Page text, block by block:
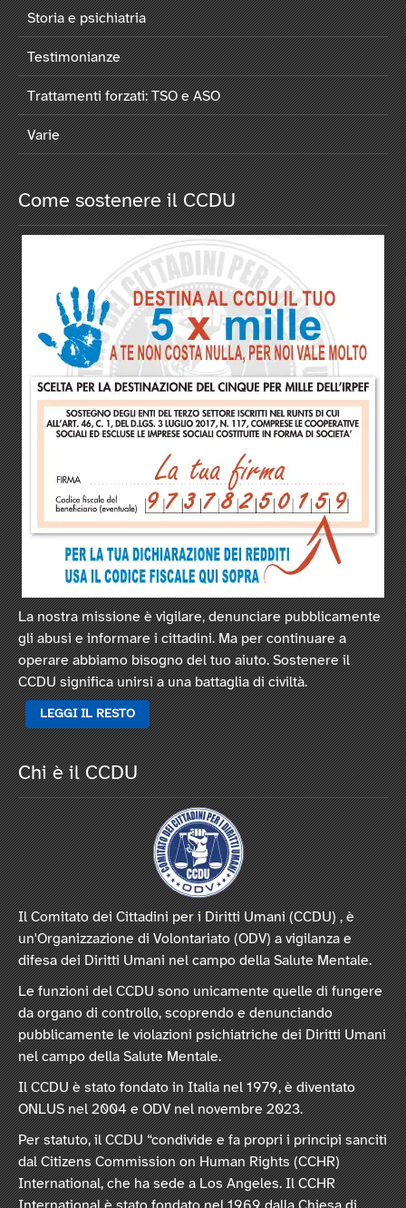
Storia e psichiatria
Testimonianze
Trattamenti forzati: TSO e ASO
Varie
Come sostenere il CCDU
La nostra missione è vigilare, denunciare pubblicamente
gli abusi e informare i cittadini. Ma per continuare a
operare abbiamo bisogno del tuo aiuto. Sostenere il
CCDU significa unirsi a una battaglia di civiltà.
LEGGI IL RESTO
Chi è il CCDU
Il Comitato dei Cittadini per i Diritti Umani (CCDU) , è
un'Organizzazione di Volontariato (ODV) a vigilanza e
difesa dei Diritti Umani nel campo della Salute Mentale.
Le funzioni del CCDU sono unicamente quelle di fungere
da organo di controllo, scoprendo e denunciando
pubblicamente le violazioni psichiatriche dei Diritti Umani
nel campo della Salute Mentale.
Il CCDU è stato fondato in Italia nel 1979, è diventato
ONLUS nel 2004 e ODV nel novembre 2023.
Per statuto, il CCDU “condivide e fa propri i principi sanciti
dal Citizens Commission on Human Rights (CCHR)
International, che ha sede a Los Angeles. Il CCHR